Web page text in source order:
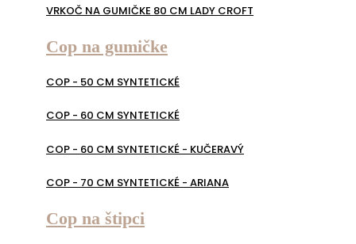
VRKOČ NA GUMIČKE 80 CM LADY CROFT
Cop na gumičke
COP - 50 CM SYNTETICKÉ
COP - 60 CM SYNTETICKÉ
COP - 60 CM SYNTETICKÉ - KUČERAVÝ
COP - 70 CM SYNTETICKÉ - ARIANA
Cop na štipci